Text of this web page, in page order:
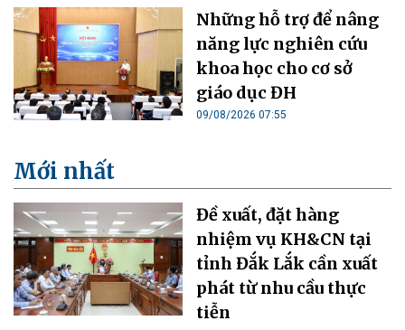
Những hỗ trợ để nâng
năng lực nghiên cứu
khoa học cho cơ sở
giáo dục ĐH
09/08/2026 07:55
Mới nhất
Đề xuất, đặt hàng
nhiệm vụ KH&CN tại
tỉnh Đắk Lắk cần xuất
phát từ nhu cầu thực
tiễn